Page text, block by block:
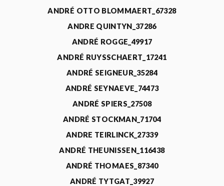
ANDRÉ OTTO BLOMMAERT_67328
ANDRE QUINTYN_37286
ANDRÉ ROGGE_49917
ANDRÉ RUYSSCHAERT_17241
ANDRÉ SEIGNEUR_35284
ANDRÉ SEYNAEVE_74473
ANDRÉ SPIERS_27508
ANDRÉ STOCKMAN_71704
ANDRE TEIRLINCK_27339
ANDRÉ THEUNISSEN_116438
ANDRÉ THOMAES_87340
ANDRÉ TYTGAT_39927